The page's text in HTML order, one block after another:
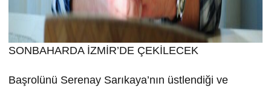
SONBAHARDA İZMİR’DE ÇEKİLECEK
Başrolünü Serenay Sarıkaya’nın üstlendiği ve